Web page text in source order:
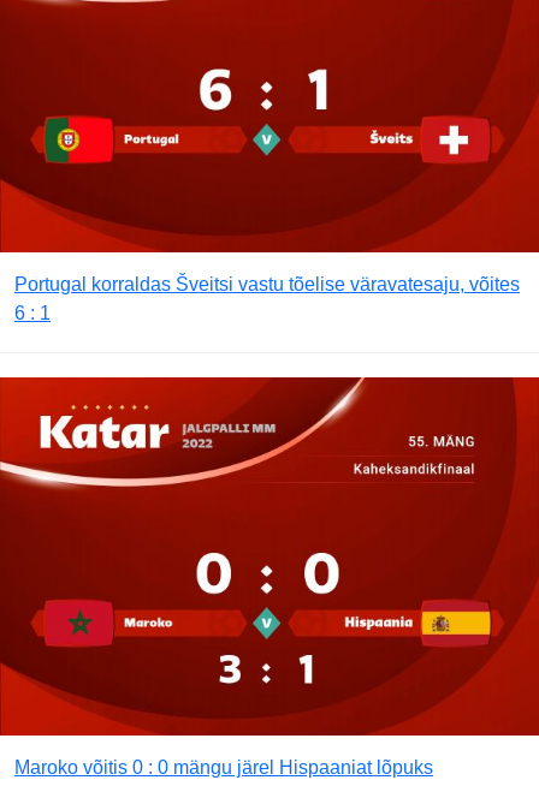
Portugal korraldas Šveitsi vastu tõelise väravatesaju, võites
6 : 1
Maroko võitis 0 : 0 mängu järel Hispaaniat lõpuks